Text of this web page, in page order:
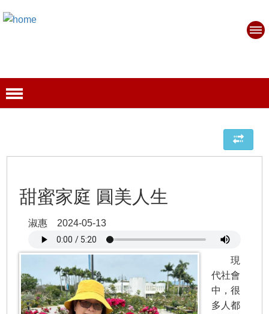
甜蜜家庭 圓美人生
淑惠 2024-05-13
現
代社會
中，很
多人都